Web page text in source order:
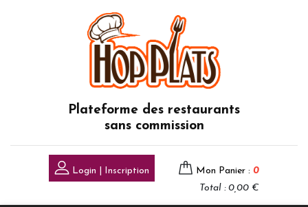
Plateforme des restaurants
sans commission
Login | Inscription Mon Panier : 0
Total : 0,00 €